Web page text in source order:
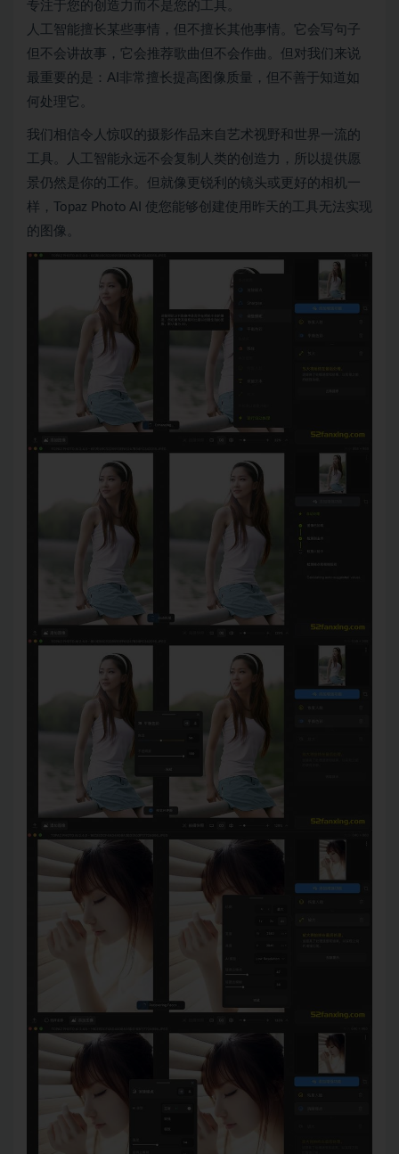
专注于您的创造力而不是您的工具。
人工智能擅长某些事情，但不擅长其他事情。它会写句子
但不会讲故事，它会推荐歌曲但不会作曲。但对我们来说
最重要的是：AI非常擅长提高图像质量，但不善于知道如
何处理它。
我们相信令人惊叹的摄影作品来自艺术视野和世界一流的
工具。人工智能永远不会复制人类的创造力，所以提供愿
景仍然是你的工作。但就像更锐利的镜头或更好的相机一
样，Topaz Photo AI 使您能够创建使用昨天的工具无法实现
的图像。